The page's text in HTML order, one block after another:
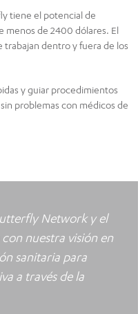
tiene el potencial de
menos de 2400 dólares. El
trabajan dentro y fuera de los
y guiar procedimientos
problemas con médicos de
Network y el
nuestra visión en
sanitaria para
a través de la